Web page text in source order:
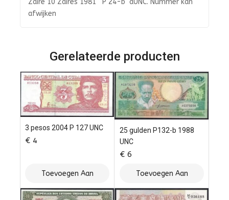
Zaire 10 Zaires 1981 P 24-b aUNC. Nummer kan
afwijken
Gerelateerde producten
3 pesos 2004 P 127 UNC
€ 4
Toevoegen Aan
Winkelwagen
25 gulden P132-b 1988
UNC
€ 6
Toevoegen Aan
Winkelwagen